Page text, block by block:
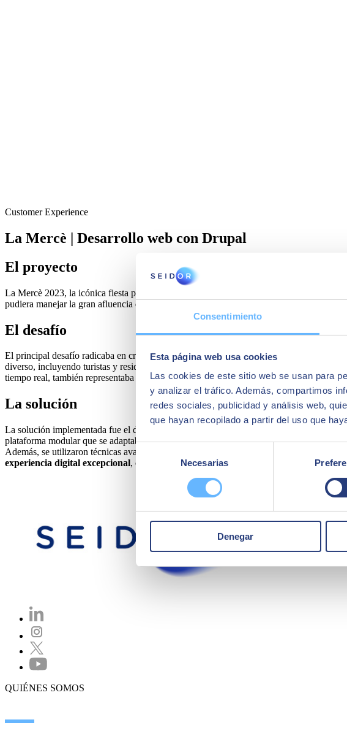
Consentimiento
Esta página web usa cookies
Las cookies de este sitio web se usan para
y analizar el tráfico. Además, compartimos
redes sociales, publicidad y análisis web,
que hayan recopilado a partir del uso que
Selección
de
consentimiento
Necesarias
Denegar
Customer Experience
La Mercè | Desarrollo web con Drupal
El proyecto
La Mercè 2023, la icónica fiesta popular de Barcelona, presentó un desafío
pudiera manejar la gran afluencia de visitantes y proporcionar información actualizada
El desafío
El principal desafío radicaba en crear un sitio web capaz degestionar un tráfico
diverso, incluyendo turistas y residentes de todas las edades. La integración de
tiempo real, también representaba un reto técnico considerable.
La solución
La solución implementada fue el desarrollo del sitio web utilizando Drupal
, un sistema
plataforma modular que se adaptaba a las necesidades específicas del evento. Se
Además, se utilizaron técnicas avanzadas de caché y balanceo de carga para asegurar
experiencia digital excepcional, consolidándose como un referente en la organización
QUIÉNES SOMOS